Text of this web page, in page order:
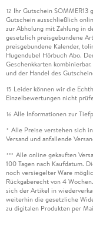
12 Ihr Gutschein
Gutschein ausschließlich
zur Abholung mit Zahlung in
gesetzlich preisgebundene
preisgebundene Kalender,
Hugendubel Hörbuch Abo.
Geschenkkarten
und der Handel des
15 Leider können wir die
Einzelbewertungen nicht
16 Alle Informationen zur
* Alle Preise verstehen sich
Versand und anfallende
*** Alle online gekauften
100 Tagen nach Kaufdatum.
noch versiegelter Ware
Rückgaberecht von 4
sich der Artikel in
weiterhin die gesetzliche
zu digitalen Produkten per